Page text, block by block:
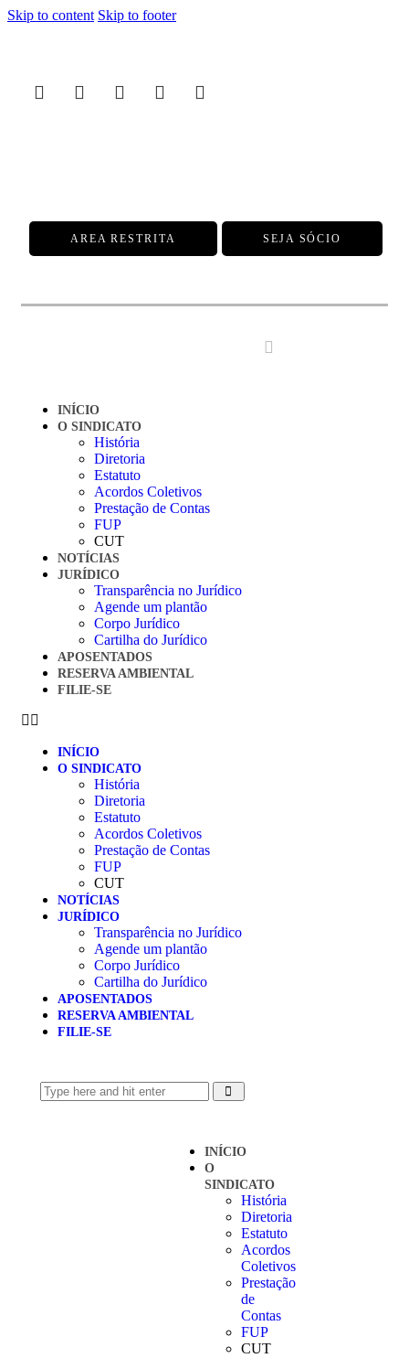
Skip to content Skip to footer
AREA RESTRITA SEJA SÓCIO
INÍCIO
O SINDICATO
História
Diretoria
Estatuto
Acordos Coletivos
Prestação de Contas
FUP
CUT
NOTÍCIAS
JURÍDICO
Transparência no Jurídico
Agende um plantão
Corpo Jurídico
Cartilha do Jurídico
APOSENTADOS
RESERVA AMBIENTAL
FILIE-SE
INÍCIO
O SINDICATO
História
Diretoria
Estatuto
Acordos Coletivos
Prestação de Contas
FUP
CUT
NOTÍCIAS
JURÍDICO
Transparência no Jurídico
Agende um plantão
Corpo Jurídico
Cartilha do Jurídico
APOSENTADOS
RESERVA AMBIENTAL
FILIE-SE
INÍCIO
O
SINDICATO
História
Diretoria
Estatuto
Acordos
Coletivos
Prestação
de
Contas
FUP
CUT